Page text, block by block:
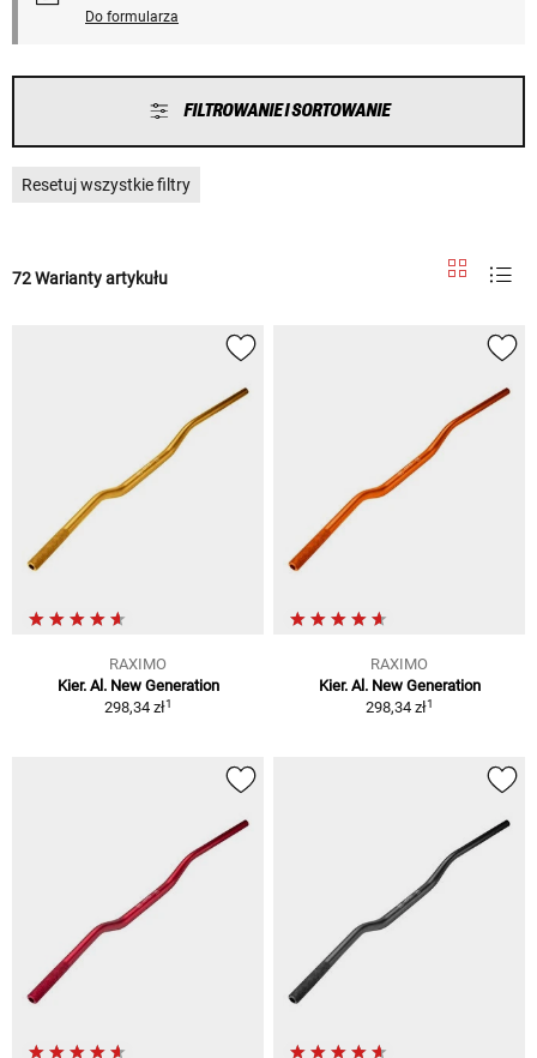
Do formularza
FILTROWANIE I SORTOWANIE
Resetuj wszystkie filtry
72 Warianty artykułu
RAXIMO
Kier. Al. New Generation
298,34 zł1
RAXIMO
Kier. Al. New Generation
298,34 zł1